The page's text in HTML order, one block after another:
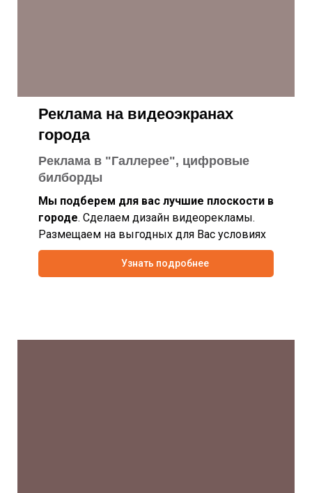
Реклама на видеоэкранах
города
Реклама в "Галлерее", цифровые
билборды
Мы подберем для вас лучшие плоскости в
городе. Сделаем дизайн видеорекламы.
Размещаем на выгодных для Вас условиях
Узнать подробнее